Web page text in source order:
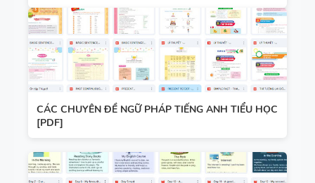
CÁC CHUYÊN ĐỀ NGỮ PHÁP TIẾNG ANH TIỂU HỌC
[PDF]